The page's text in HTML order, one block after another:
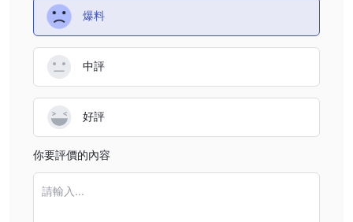
爆料
中評
好評
你要評價的內容
請輸入...